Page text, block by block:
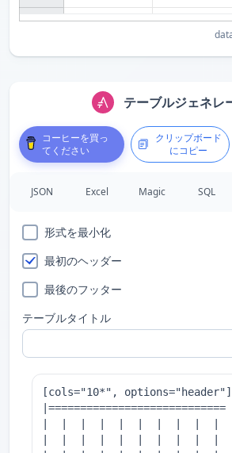
テーブルジェネレ
コーヒーを買っ
てください
クリップボード
にコピー
JSON Excel Magic SQL
形式を最小化
最初のヘッダー
最後のフッター
テーブルタイトル